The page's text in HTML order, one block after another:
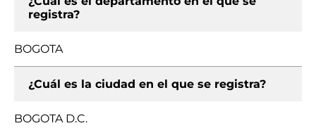
registra?
BOGOTA
¿Cuál es la ciudad en el que se registra?
BOGOTA D.C.